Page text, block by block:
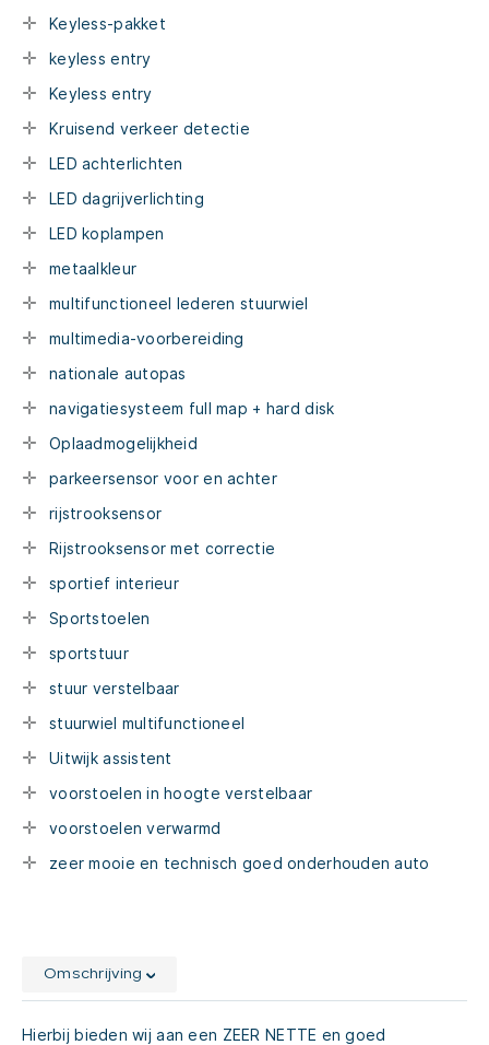
Keyless-pakket
keyless entry
Keyless entry
Kruisend verkeer detectie
LED achterlichten
LED dagrijverlichting
LED koplampen
metaalkleur
multifunctioneel lederen stuurwiel
multimedia-voorbereiding
nationale autopas
navigatiesysteem full map + hard disk
Oplaadmogelijkheid
parkeersensor voor en achter
rijstrooksensor
Rijstrooksensor met correctie
sportief interieur
Sportstoelen
sportstuur
stuur verstelbaar
stuurwiel multifunctioneel
Uitwijk assistent
voorstoelen in hoogte verstelbaar
voorstoelen verwarmd
zeer mooie en technisch goed onderhouden auto
Omschrijving
Hierbij bieden wij aan een ZEER NETTE en goed